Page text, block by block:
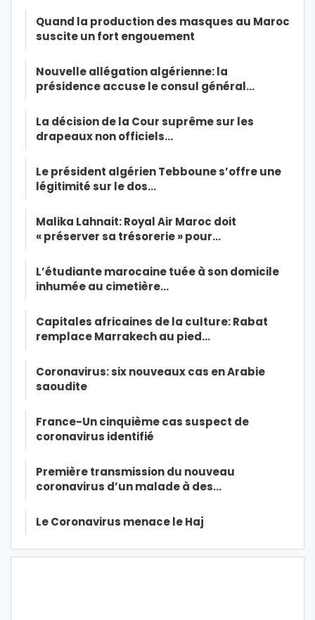
Quand la production des masques au Maroc
suscite un fort engouement
Nouvelle allégation algérienne: la
présidence accuse le consul général…
La décision de la Cour suprême sur les
drapeaux non officiels…
Le président algérien Tebboune s’offre une
légitimité sur le dos…
Malika Lahnait: Royal Air Maroc doit
« préserver sa trésorerie » pour…
L’étudiante marocaine tuée à son domicile
inhumée au cimetière…
Capitales africaines de la culture: Rabat
remplace Marrakech au pied…
Coronavirus: six nouveaux cas en Arabie
saoudite
France-Un cinquième cas suspect de
coronavirus identifié
Première transmission du nouveau
coronavirus d’un malade à des…
Le Coronavirus menace le Haj